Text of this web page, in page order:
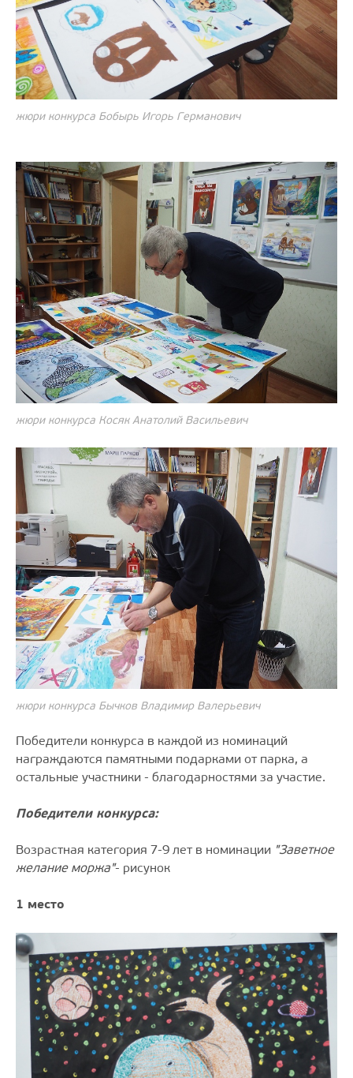
жюри конкурса Бобырь Игорь Германович
жюри конкурса Косяк Анатолий Васильевич
жюри конкурса Бычков Владимир Валерьевич
Победители конкурса в каждой из номинаций
награждаются памятными подарками от парка, а
остальные участники - благодарностями за участие.
Победители конкурса:
Возрастная категория 7-9 лет в номинации "Заветное
желание моржа"- рисунок
1 место